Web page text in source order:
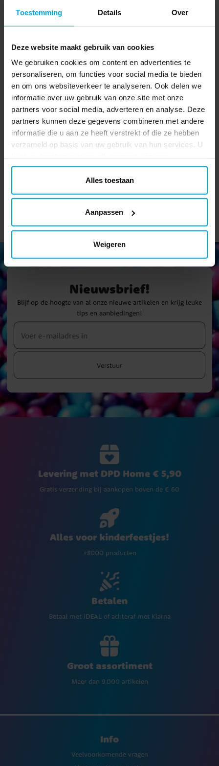
Toestemming Details Over
Deze website maakt gebruik van cookies
We gebruiken cookies om content en advertenties te
personaliseren, om functies voor social media te bieden
en om ons websiteverkeer te analyseren. Ook delen we
informatie over uw gebruik van onze site met onze
partners voor social media, adverteren en analyse. Deze
partners kunnen deze gegevens combineren met andere
informatie die u aan ze heeft verstrekt of die ze hebben
verzameld op basis van uw gebruik van hun services. U
Alles toestaan
Aanpassen
Weigeren
K-Pop Demon Hunters
Buttons 3 stuks
Gabby's Dollhouse
Diadeem, Armband &
Halsketting 3 stuks
Nieuwsbrief!
Blijf op de hoogte van al onze nieuwe artikelen en krijg leuke
tips en aanbiedingen!
Verstuur
Levering met DPD Home € 5,90
Gratis verzending bij aankopen boven de € 60
Alles voor kinderfeestjes!
+8000 producten
Betalen
Betaal met iDEAL of achteraf met Klarna
Groot assortiment
Meer dan 9.000 artikelen
Info
Veelvoorkomende vragen